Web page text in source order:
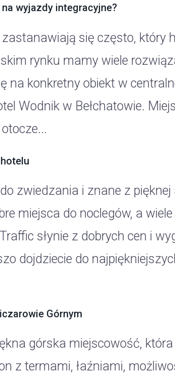
wyjazdy integracyjne?
się często, który
rynku mamy wiele
na konkretny obiekt w
Wodnik w Bełchatowie.
zwiedzania i znane z
miejsca do noclegów, a
słynie z dobrych cen i
dojdziecie do
Górnym
górska miejscowość,
z termami, łaźniami,